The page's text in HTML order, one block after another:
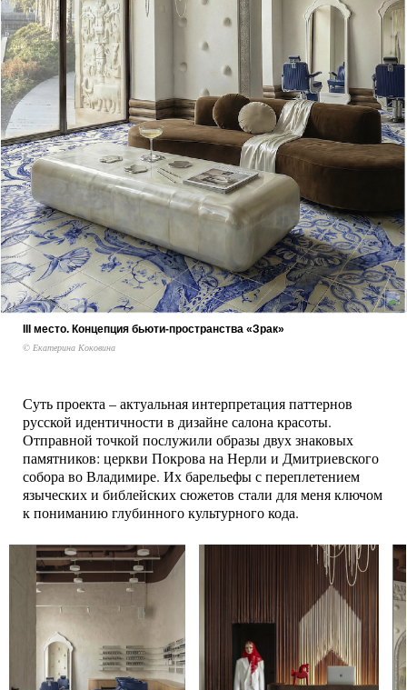
III место. Концепция бьюти-пространства «Зрак»
© Екатерина Коковина
Суть проекта – актуальная интерпретация паттернов
русской идентичности в дизайне салона красоты.
Отправной точкой послужили образы двух знаковых
памятников: церкви Покрова на Нерли и Дмитриевского
собора во Владимире. Их барельефы с переплетением
языческих и библейских сюжетов стали для меня ключом
к пониманию глубинного культурного кода.